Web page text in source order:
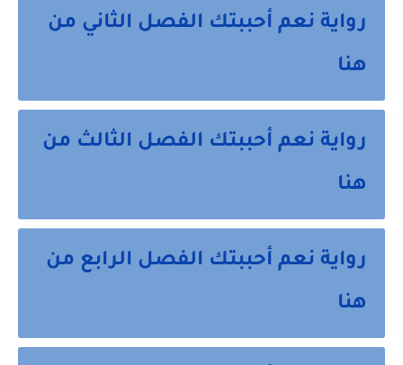
رواية نعم أحببتك الفصل الثاني من
هنا
رواية نعم أحببتك الفصل الثالث من
هنا
رواية نعم أحببتك الفصل الرابع من
هنا